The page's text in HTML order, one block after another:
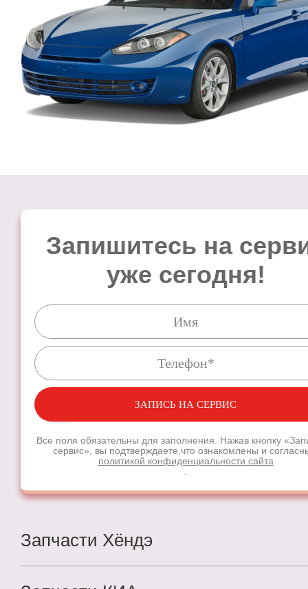
Запишитесь на
уже сегодня!
ЗАПИСЬ НА СЕРВИС
Все поля обязательны для заполнения. Нажав кнопку
сервис», вы подтверждаете, что ознакомлены и
политикой конфиденциальности сайта
Запчасти Хёндэ